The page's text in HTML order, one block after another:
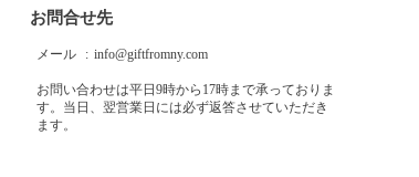
お問合せ先
メール info@giftfromny.com
お問い合わせは平日9時から17時まで承っておりま
す。当日、翌営業日には必ず返答させていただき
ます。